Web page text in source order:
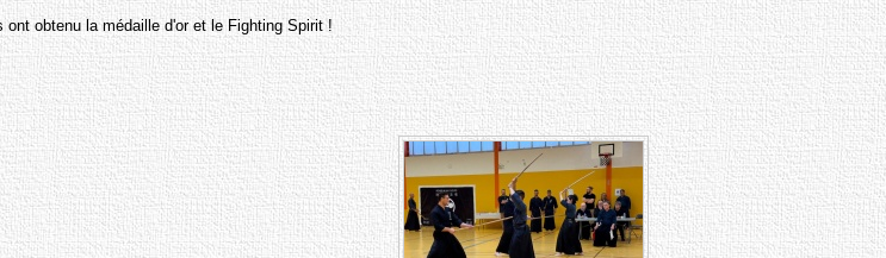
obtenu la médaille d'or et le Fighting Spirit !